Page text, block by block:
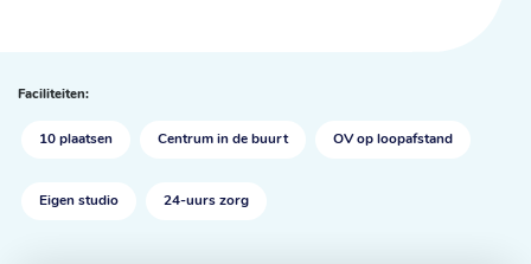
Faciliteiten:
10 plaatsen Centrum in de buurt OV op loopafstand
Eigen studio 24-uurs zorg